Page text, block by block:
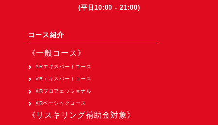
>XR Museum『Artlogue』開発中
《企業研修》
Unity研修
Apple Vision Pro アプリ開発研修
HoloLens 2 アプリ開発研修
《研究会》
(平日10:00 - 21:00)
コース紹介
《一般コース》
ARエキスパートコース
VRエキスパートコース
XRプロフェッショナル
XRベーシックコース
《リスキリング補助金対象》